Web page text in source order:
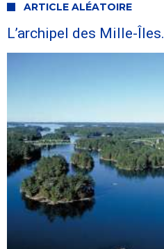
ARTICLE ALÉATOIRE
L’archipel des Mille-Îles.